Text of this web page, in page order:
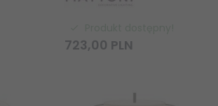
723,00 PLN